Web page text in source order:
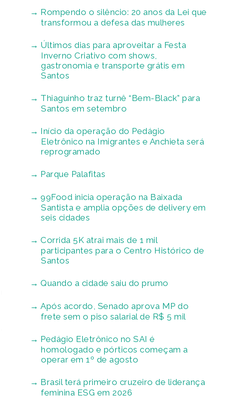
Rompendo o silêncio: 20 anos da Lei que
transformou a defesa das mulheres
Últimos dias para aproveitar a Festa
Inverno Criativo com shows,
gastronomia e transporte grátis em
Santos
Thiaguinho traz turnê “Bem-Black” para
Santos em setembro
Início da operação do Pedágio
Eletrônico na Imigrantes e Anchieta será
reprogramado
Parque Palafitas
99Food inicia operação na Baixada
Santista e amplia opções de delivery em
seis cidades
Corrida 5K atrai mais de 1 mil
participantes para o Centro Histórico de
Santos
Quando a cidade saiu do prumo
Após acordo, Senado aprova MP do
frete sem o piso salarial de R$ 5 mil
Pedágio Eletrônico no SAI é
homologado e pórticos começam a
operar em 1º de agosto
Brasil terá primeiro cruzeiro de liderança
feminina ESG em 2026